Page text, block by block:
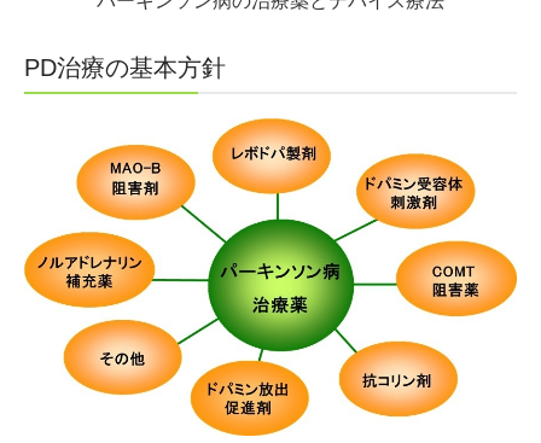
PD治療の基本方針